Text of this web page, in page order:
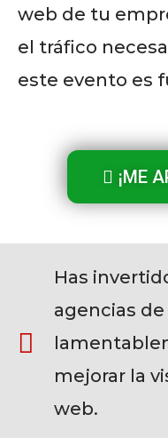
web de tu
el tráfico
este evento es
¡ME
Has
agencias de
mejorar la
web.